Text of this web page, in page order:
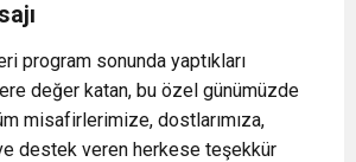
program sonunda yaptıkları
değer katan, bu özel günümüzde
misafirlerimize, dostlarımıza,
destek veren herkese teşekkür